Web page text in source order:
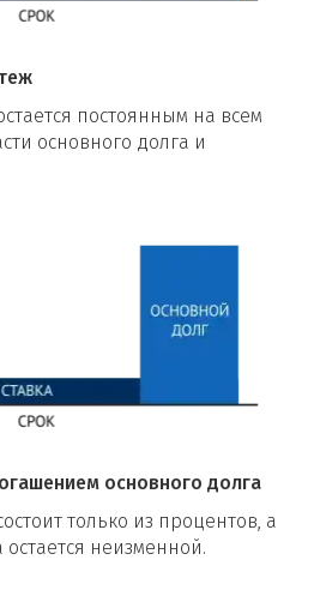
постоянным на всем
основного долга и
основного долга
только из процентов, а
остается неизменной.